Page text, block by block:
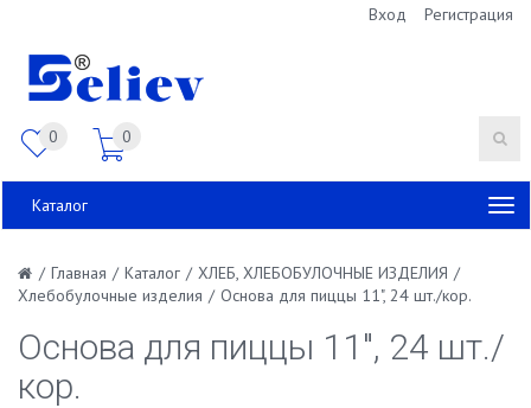
Вход Регистрация
0 0
Каталог
/ Главная / Каталог / ХЛЕБ, ХЛЕБОБУЛОЧНЫЕ ИЗДЕЛИЯ /
Хлебобулочные изделия / Основа для пиццы 11", 24 шт./кор.
Основа для пиццы 11", 24 шт./
кор.